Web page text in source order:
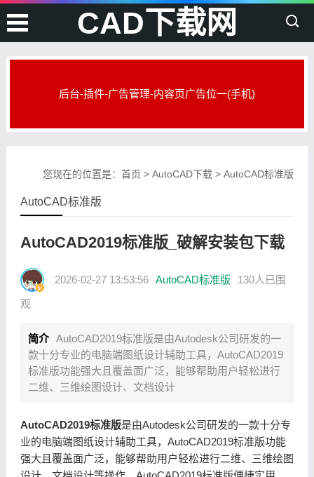
CAD下载网
后台-插件-广告管理-内容页广告位一(手机)
您现在的位置是：首页 >AutoCAD下载 >AutoCAD标准版
AutoCAD标准版
AutoCAD2019标准版_破解安装包下载
2026-02-27 13:53:56 AutoCAD标准版
130人已围
观
简介 AutoCAD2019标准版是由Autodesk公司研发的一
款十分专业的电脑端图纸设计辅助工具，AutoCAD2019
标准版功能强大且覆盖面广泛，能够帮助用户轻松进行
二维、三维绘图设计、文档设计
AutoCAD2019标准版是由Autodesk公司研发的一款十分专
业的电脑端图纸设计辅助工具，AutoCAD2019标准版功能
强大且覆盖面广泛，能够帮助用户轻松进行二维、三维绘图